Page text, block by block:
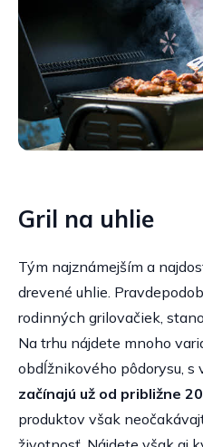
Gril na uhlie
Tým najznámejším a
drevené uhlie.
rodinných grilovačiek,
Na trhu nájdete mnoho
obdĺžnikového pôdorysu, s
začínajú už od približne
produktov však